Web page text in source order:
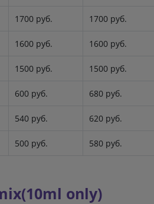
1700 руб. 1700 руб.
1600 руб. 1600 руб.
1500 руб. 1500 руб.
600 руб. 680 руб.
540 руб. 620 руб.
500 руб. 580 руб.
only)